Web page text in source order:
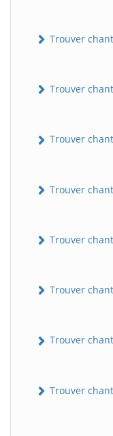
Trouver
Trouver
Trouver
Trouver
Trouver
Trouver
Trouver
Trouver